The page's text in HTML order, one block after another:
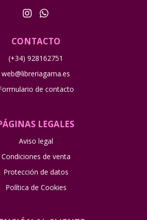
CONTACTO
(+34) 928162751
web@libreriagama.es
de contacto
LEGALES
Aviso legal
Condiciones de venta
Protección de datos
Política de Cookies